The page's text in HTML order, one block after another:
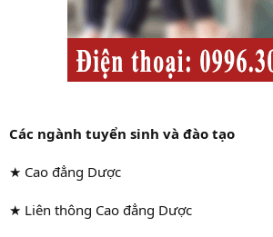
Các ngành tuyển sinh và đào tạo
★ Cao đẳng Dược
★ Liên thông Cao đẳng Dược